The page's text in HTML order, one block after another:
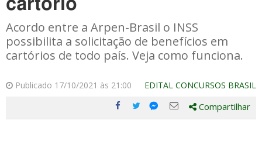
cartório
Acordo entre a Arpen-Brasil o INSS
possibilita a solicitação de benefícios em
cartórios de todo país. Veja como funciona.
Publicado 17/10/2021 às 21:00 EDITAL CONCURSOS BRASIL
Compartilhe
Compartilhe
Compartilhe
Compartilhe
Compartilhar